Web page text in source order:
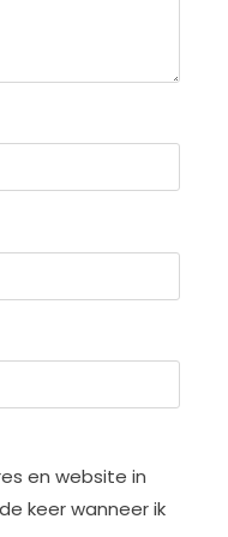
en website in
keer wanneer ik